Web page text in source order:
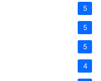
5
5
5
4